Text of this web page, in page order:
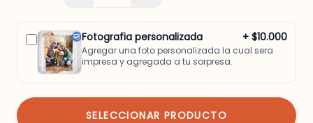
Fotografia personalizada + $10.000
Agregar una foto personalizada la cual sera
impresa y agregada a tu sorpresa.
SELECCIONAR PRODUCTO